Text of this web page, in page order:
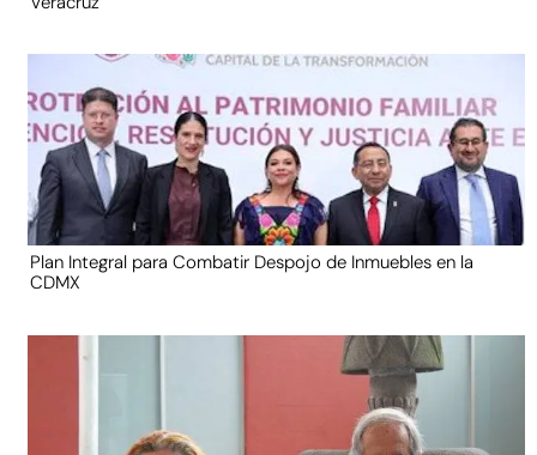
Plan Integral para Combatir Despojo de Inmuebles en la
CDMX